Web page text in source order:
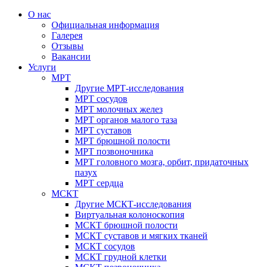
О нас
Официальная информация
Галерея
Отзывы
Вакансии
Услуги
МРТ
Другие МРТ-исследования
МРТ сосудов
МРТ молочных желез
МРТ органов малого таза
МРТ суставов
МРТ брюшной полости
МРТ позвоночника
МРТ головного мозга, орбит, придаточных
пазух
МРТ сердца
МСКТ
Другие МСКТ-исследования
Виртуальная колоноскопия
МСКТ брюшной полости
МСКТ суставов и мягких тканей
МСКТ сосудов
МСКТ грудной клетки